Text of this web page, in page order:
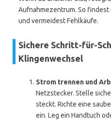
Aufnahmezentrum. So
und vermeidest Fehlkäufe.
Sichere Schritt-für-
Klingenwechsel
Strom trennen und
Netzstecker. Stelle
steckt. Richte eine
ein. Leg ein Handtuch